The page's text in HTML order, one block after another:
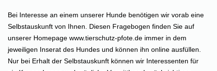
Bei Interesse an einem unserer Hunde benötigen wir vorab eine
Selbstauskunft von Ihnen. Diesen Fragebogen finden Sie auf
unserer Homepage www.tierschutz-pfote.de immer in dem
jeweiligen Inserat des Hundes und können ihn online ausfüllen.
Nur bei Erhalt der Selbstauskunft können wir Interessenten für